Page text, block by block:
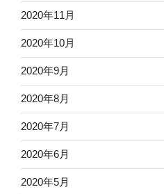
2020年11月
2020年10月
2020年9月
2020年8月
2020年7月
2020年6月
2020年5月